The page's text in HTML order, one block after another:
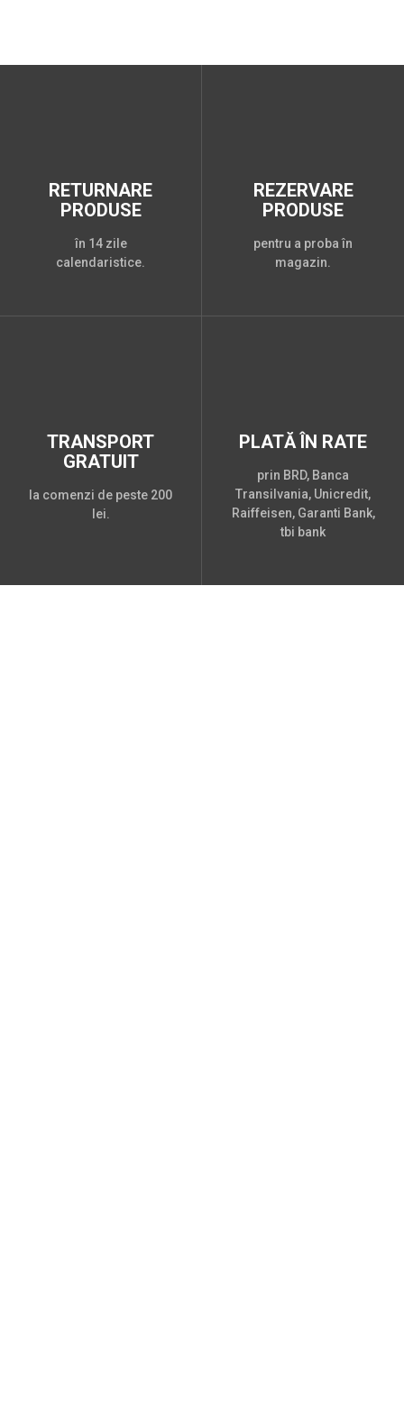
RETURNARE
PRODUSE
în 14 zile
calendaristice.
REZERVARE
PRODUSE
pentru a proba în
magazin.
TRANSPORT
GRATUIT
la comenzi de peste 200
lei.
PLATĂ ÎN RATE
prin BRD, Banca
Transilvania, Unicredit,
Raiffeisen, Garanti Bank,
tbi bank